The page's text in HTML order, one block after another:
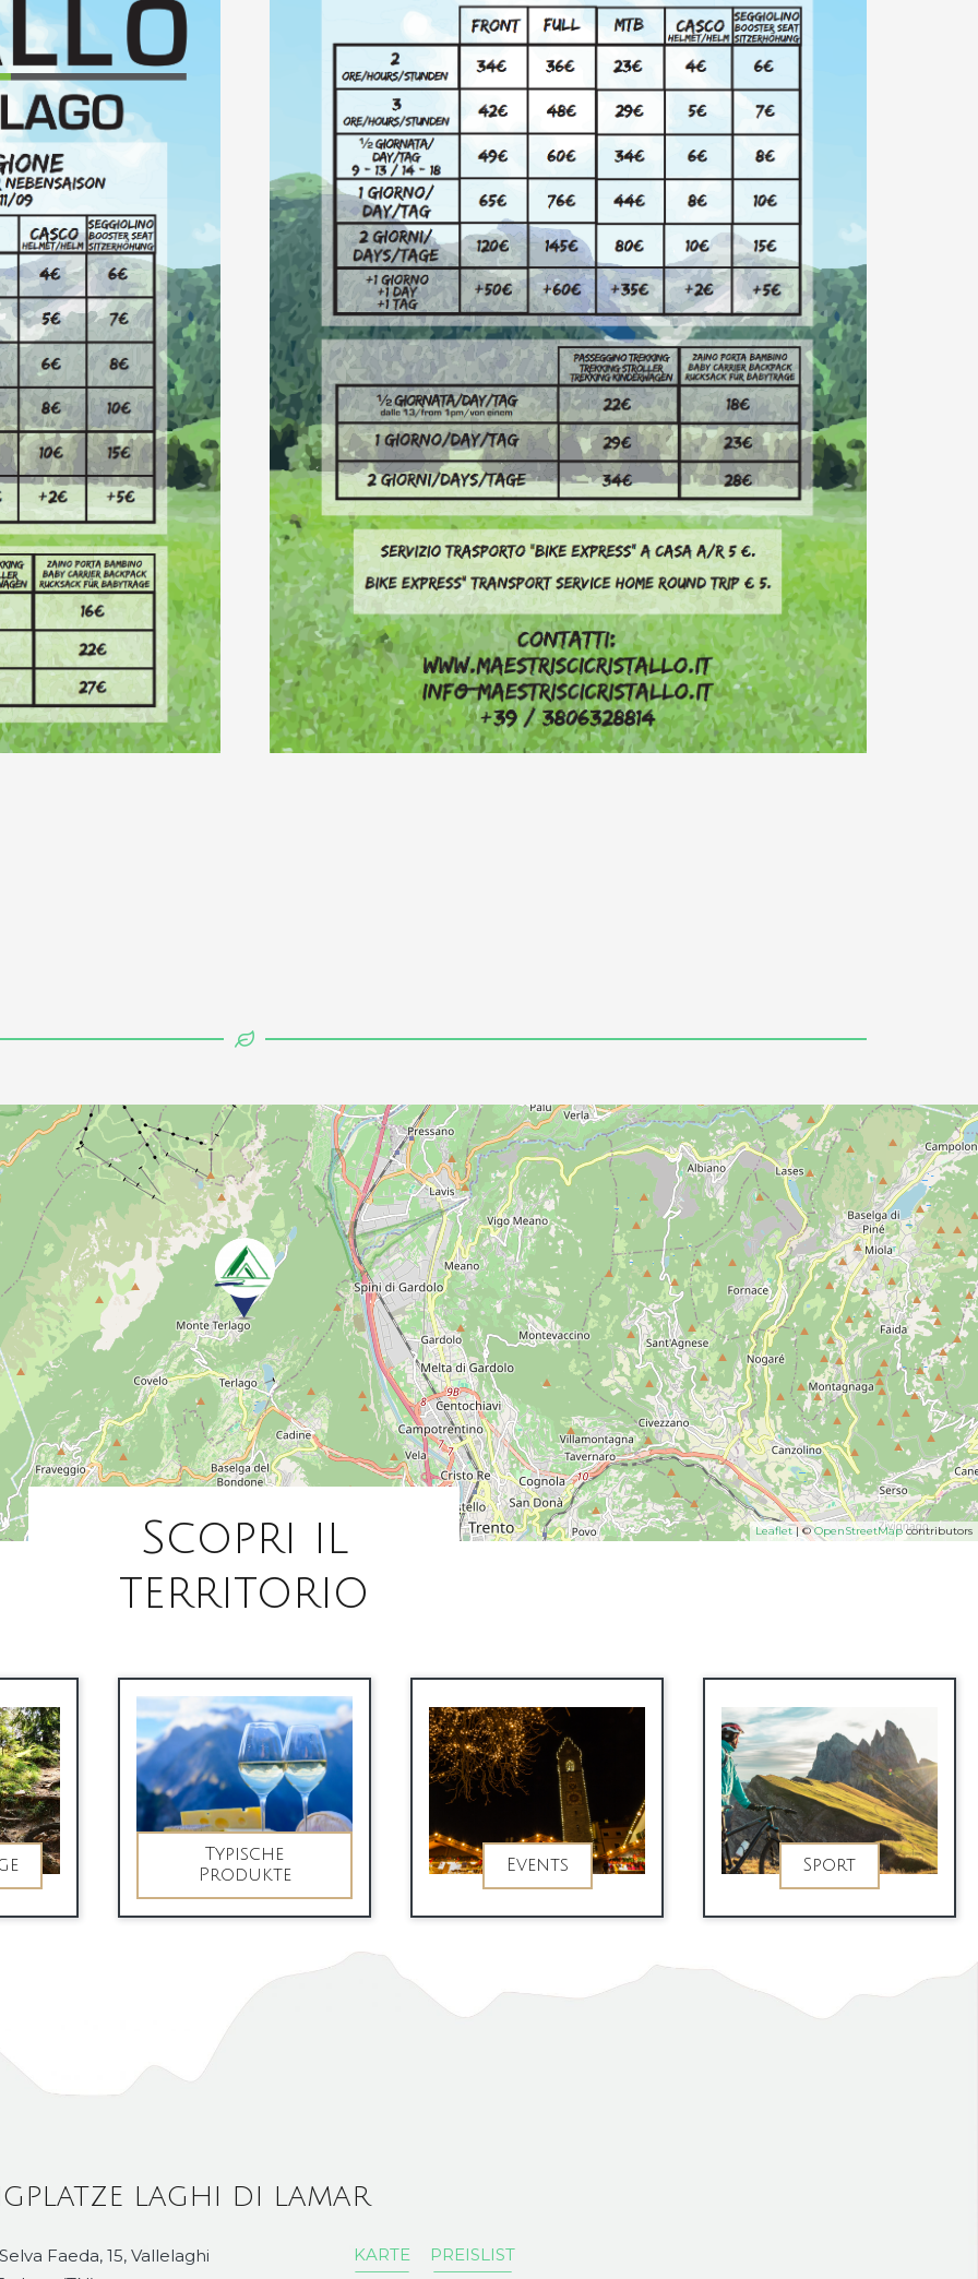
Leaflet | ©OpenStreetMapcontributors
Scopri il
territorio
Typische
Produkte
Events Sport
LAGHI DI LAMAR
Faeda, 15, Vallelaghi
KARTE PREISLIST